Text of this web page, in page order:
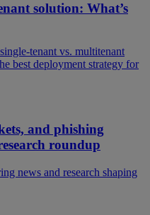
solution: What’s
tenant vs. multitenant
best deployment strategy for
and phishing
roundup
news and research shaping